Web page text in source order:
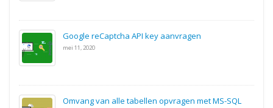
Google reCaptcha API key aanvragen
mei 11, 2020
Omvang van alle tabellen opvragen met MS-SQL